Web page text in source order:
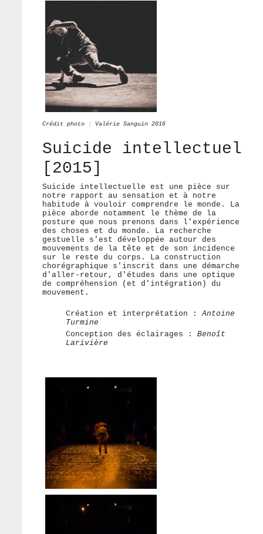
Crédit photo : Valérie Sanguin 2016
Suicide intellectuel
[2015]
Suicide intellectuelle est une pièce sur
notre rapport au sensation et à notre
habitude à vouloir comprendre le monde. La
pièce aborde notamment le thème de la
posture que nous prenons dans l'expérience
des choses et du monde. La recherche
gestuelle s'est développée autour des
mouvements de la tête et de son incidence
sur le reste du corps. La construction
chorégraphique s'inscrit dans une démarche
d'aller-retour, d'études dans une optique
de compréhension (et d'intégration) du
mouvement.
Création et interprétation :Antoine
Turmine
Conception des éclairages :Benoît
Larivière